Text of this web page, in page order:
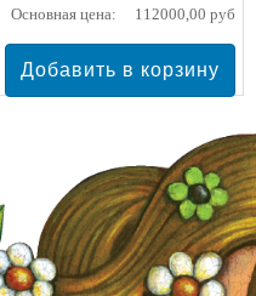
Основная цена: 112000,00 руб